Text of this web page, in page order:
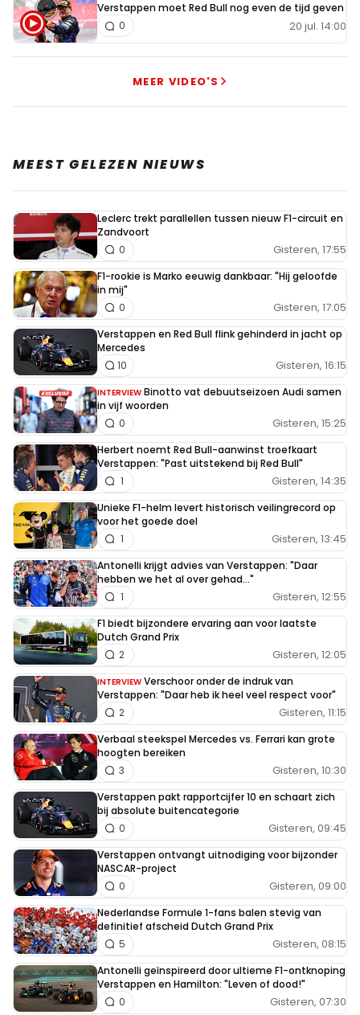
Verstappen moet Red Bull nog even de tijd geven
20 jul. 14:00
0
MEER VIDEO'S
MEEST GELEZEN NIEUWS
Leclerc trekt parallellen tussen nieuw F1-circuit en
Zandvoort
Gisteren, 17:55
0
F1-rookie is Marko eeuwig dankbaar: "Hij geloofde
in mij"
Gisteren, 17:05
0
Verstappen en Red Bull flink gehinderd in jacht op
Mercedes
Gisteren, 16:15
10
INTERVIEW Binotto vat debuutseizoen Audi samen
in vijf woorden
Gisteren, 15:25
0
Herbert noemt Red Bull-aanwinst troefkaart
Verstappen: "Past uitstekend bij Red Bull"
Gisteren, 14:35
1
Unieke F1-helm levert historisch veilingrecord op
voor het goede doel
Gisteren, 13:45
1
Antonelli krijgt advies van Verstappen: "Daar
hebben we het al over gehad..."
Gisteren, 12:55
1
F1 biedt bijzondere ervaring aan voor laatste
Dutch Grand Prix
Gisteren, 12:05
2
INTERVIEW Verschoor onder de indruk van
Verstappen: "Daar heb ik heel veel respect voor"
Gisteren, 11:15
2
Verbaal steekspel Mercedes vs. Ferrari kan grote
hoogten bereiken
Gisteren, 10:30
3
Verstappen pakt rapportcijfer 10 en schaart zich
bij absolute buitencategorie
Gisteren, 09:45
0
Verstappen ontvangt uitnodiging voor bijzonder
NASCAR-project
Gisteren, 09:00
0
Nederlandse Formule 1-fans balen stevig van
definitief afscheid Dutch Grand Prix
Gisteren, 08:15
5
Antonelli geïnspireerd door ultieme F1-ontknoping
Verstappen en Hamilton: "Leven of dood!"
Gisteren, 07:30
0